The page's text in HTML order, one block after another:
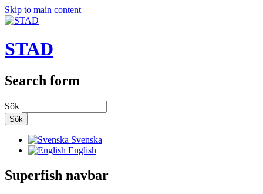
Skip to main content
STAD
Search form
Sök
Svenska
English
Superfish navbar